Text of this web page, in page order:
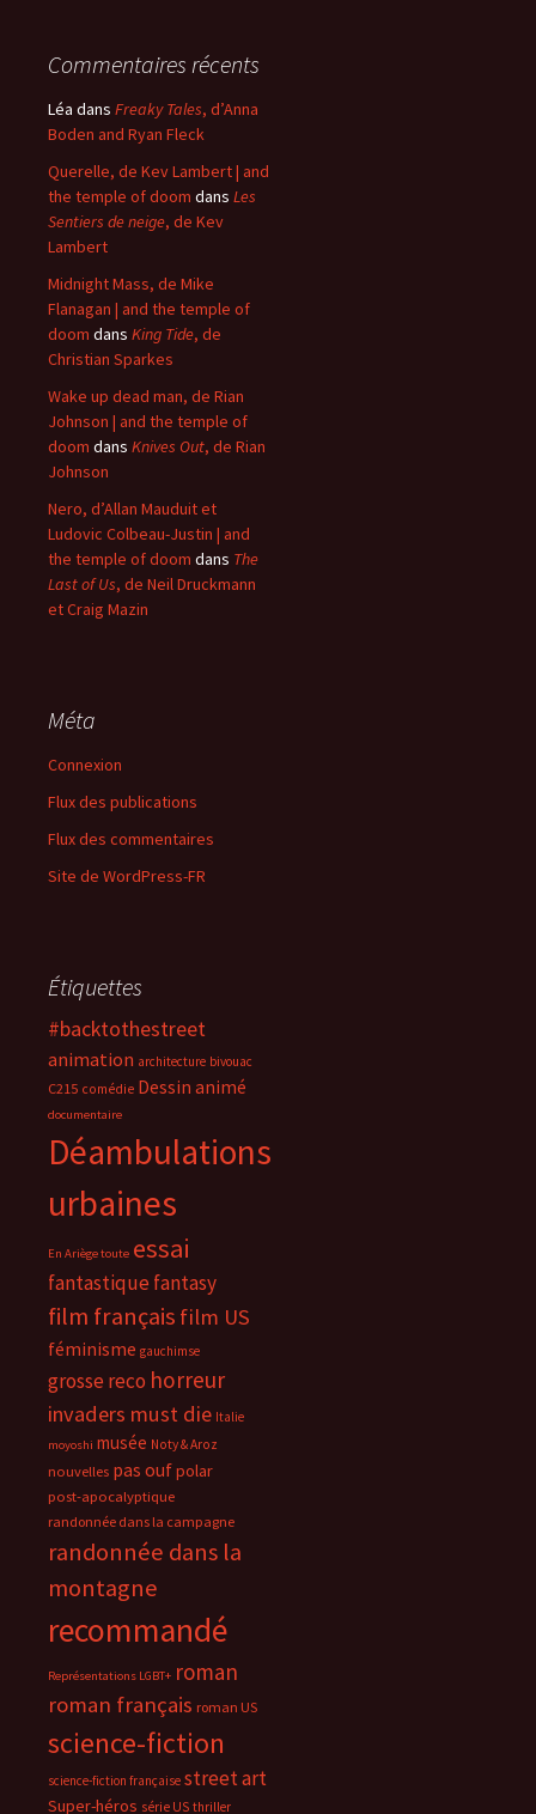
Commentaires récents
Léa dans Freaky Tales, d’Anna
Boden and Ryan Fleck
Querelle, de Kev Lambert | and
the temple of doom dans Les
Sentiers de neige, de Kev
Lambert
Midnight Mass, de Mike
Flanagan | and the temple of
doom dans King Tide, de
Christian Sparkes
Wake up dead man, de Rian
Johnson | and the temple of
doom dans Knives Out, de Rian
Johnson
Nero, d’Allan Mauduit et
Ludovic Colbeau-Justin | and
the temple of doom dans The
Last of Us, de Neil Druckmann
et Craig Mazin
Méta
Connexion
Flux des publications
Flux des commentaires
Site de WordPress-FR
Étiquettes
#backtothestreet
animation architecture bivouac
C215 comédie Dessin animé
documentaire
Déambulations
urbaines
En Ariège toute essai
fantastiquefantasy
film français film US
féminisme gauchimse
grosse reco horreur
invaders must die Italie
moyoshi musée Noty & Aroz
nouvelles pas oufpolar
post-apocalyptique
randonnée dans la campagne
randonnée dans la
montagne
recommandé
Représentations LGBT+ roman
roman français roman US
science-fiction
science-fiction française street art
Super-héros série US thriller